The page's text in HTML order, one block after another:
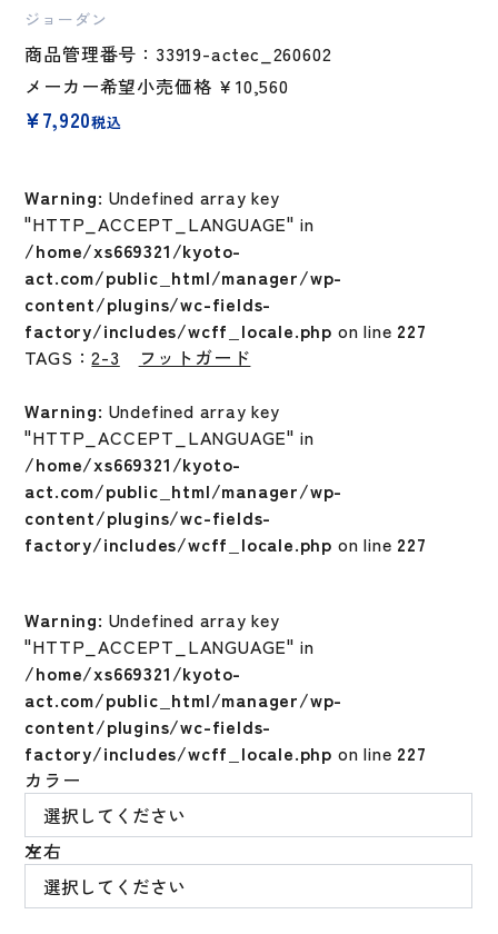
ジョーダン
商品管理番号：33919-actec_260602
メーカー希望小売価格 ￥10,560
¥7,920税込
Warning: Undefined array key
"HTTP_ACCEPT_LANGUAGE" in
/home/xs669321/kyoto-
act.com/public_html/manager/wp-
content/plugins/wc-fields-
factory/includes/wcff_locale.php on line 227
TAGS：2-3
フットガード
Warning: Undefined array key
"HTTP_ACCEPT_LANGUAGE" in
/home/xs669321/kyoto-
act.com/public_html/manager/wp-
content/plugins/wc-fields-
factory/includes/wcff_locale.php on line 227
Warning: Undefined array key
"HTTP_ACCEPT_LANGUAGE" in
/home/xs669321/kyoto-
act.com/public_html/manager/wp-
content/plugins/wc-fields-
factory/includes/wcff_locale.php on line 227
カラー
左右